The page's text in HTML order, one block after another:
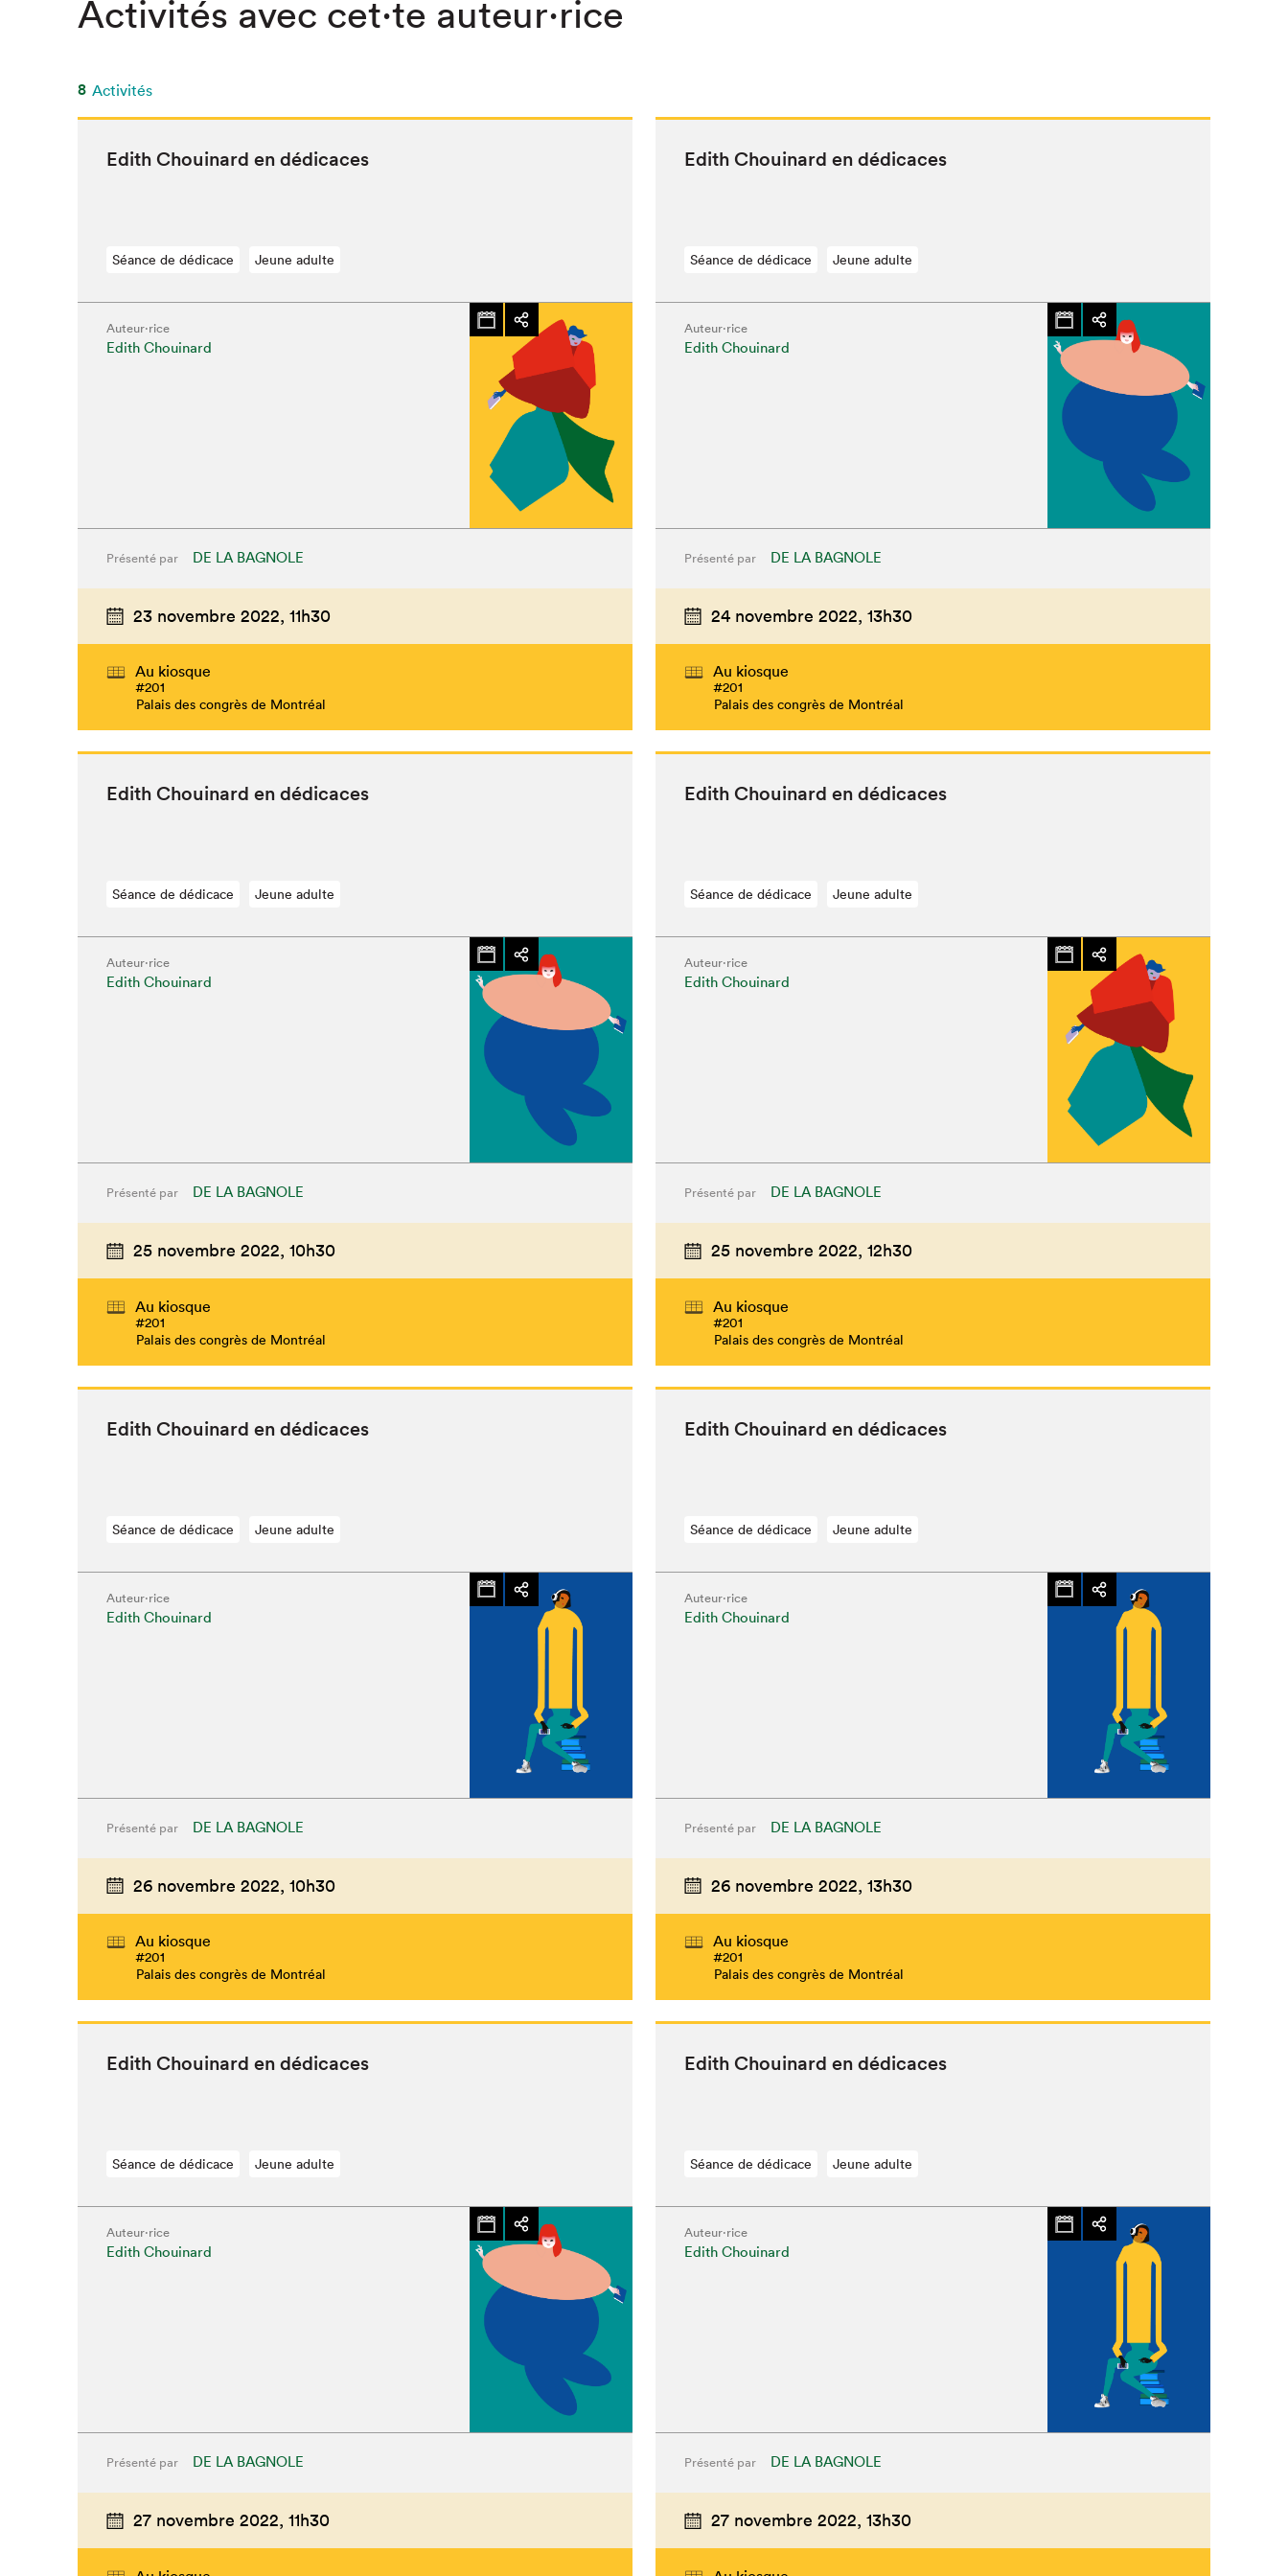
SLM 2020
Que cherchez-vous?
Activités avec cet·te auteur·rice
8 Activités
Edith Chouinard en dédicaces
Séance de dédicace Jeune adulte
Auteur·rice
Edith Chouinard
Présenté par DE LA BAGNOLE
23 novembre 2022, 11h30
Au kiosque
#201
Palais des congrès de Montréal
Edith Chouinard en dédicaces
Séance de dédicace Jeune adulte
Auteur·rice
Edith Chouinard
Présenté par DE LA BAGNOLE
24 novembre 2022, 13h30
Au kiosque
#201
Palais des congrès de Montréal
Edith Chouinard en dédicaces
Séance de dédicace Jeune adulte
Auteur·rice
Edith Chouinard
Présenté par DE LA BAGNOLE
25 novembre 2022, 10h30
Au kiosque
#201
Palais des congrès de Montréal
Edith Chouinard en dédicaces
Séance de dédicace Jeune adulte
Auteur·rice
Edith Chouinard
Présenté par DE LA BAGNOLE
25 novembre 2022, 12h30
Au kiosque
#201
Palais des congrès de Montréal
Edith Chouinard en dédicaces
Séance de dédicace Jeune adulte
Auteur·rice
Edith Chouinard
Présenté par DE LA BAGNOLE
26 novembre 2022, 10h30
Au kiosque
#201
Palais des congrès de Montréal
Edith Chouinard en dédicaces
Séance de dédicace Jeune adulte
Auteur·rice
Edith Chouinard
Présenté par DE LA BAGNOLE
26 novembre 2022, 13h30
Au kiosque
#201
Palais des congrès de Montréal
Edith Chouinard en dédicaces
Séance de dédicace Jeune adulte
Auteur·rice
Edith Chouinard
Présenté par DE LA BAGNOLE
27 novembre 2022, 11h30
Edith Chouinard en dédicaces
Séance de dédicace Jeune adulte
Auteur·rice
Edith Chouinard
Présenté par DE LA BAGNOLE
27 novembre 2022, 13h30